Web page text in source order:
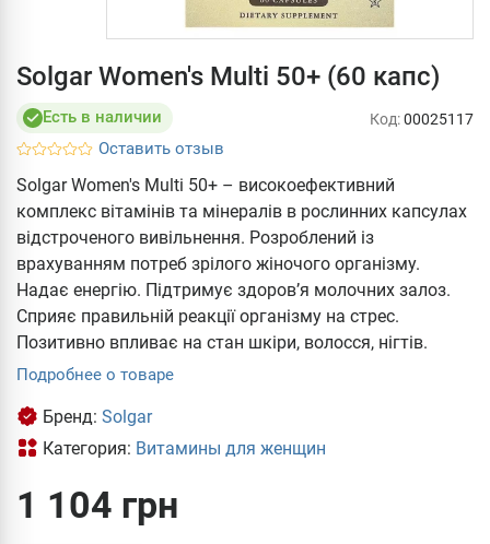
Solgar Women's Multi 50+ (60 капс)
Есть в наличии
Оставить отзыв
Код:00025117
Solgar Women's Multi 50+ – високоефективний
комплекс вітамінів та мінералів в рослинних капсулах
відстроченого вивільнення. Розроблений із
врахуванням потреб зрілого жіночого організму.
Надає енергію. Підтримує здоров’я молочних залоз.
Сприяє правильній реакції організму на стрес.
Позитивно впливає на стан шкіри, волосся, нігтів.
Подробнее о товаре
Бренд: Solgar
Категория: Витамины для женщин
1 104 грн